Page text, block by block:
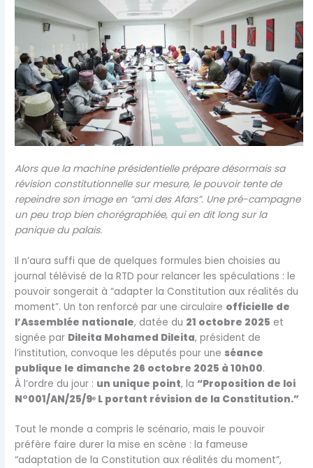
Alors que la machine présidentielle prépare désormais sa
révision constitutionnelle sur mesure, le pouvoir tente de
repeindre son image en “ami des Afars”. Une pré-campagne
un peu trop bien chorégraphiée, qui en dit long sur la
panique du palais.
Il n’aura suffi que de quelques formules bien choisies au
journal télévisé de la RTD pour relancer les spéculations : le
pouvoir songerait à “adapter la Constitution aux réalités du
moment”. Un ton renforcé par une circulaire officielle de
l’Assemblée nationale, datée du 21 octobre 2025 et
signée par Dileita Mohamed Dileita, président de
l’institution, convoque les députés pour une séance
publique le dimanche 26 octobre 2025 à 10h00.
À l’ordre du jour : un unique point, la“Proposition de loi
N°001/AN/25/9ᵉ L portant révision de la Constitution.”
Tout le monde a compris le scénario, mais le pouvoir
préfère faire durer la mise en scène : la fameuse
“adaptation de la Constitution aux réalités du moment”,